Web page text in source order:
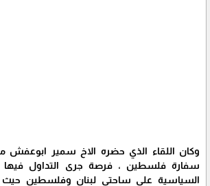
وكان اللقاء الذي حضره الاخ سمير ابوعفش
سفارة فلسطين ، فرصة جرى التداول فيها
السياسية على ساحتي لبنان وفلسطين حيث